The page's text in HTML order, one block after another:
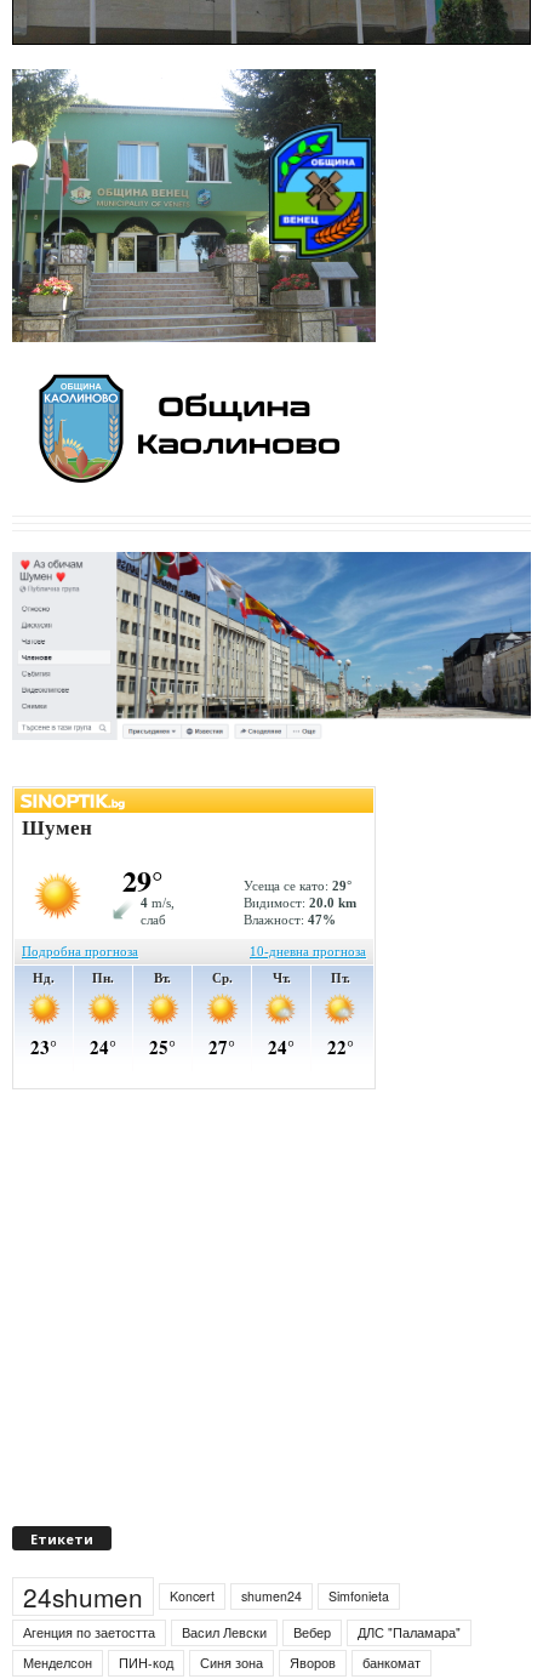
Етикети
24shumen Koncert shumen24
Simfonieta
Агенция по заетостта
Васил Левски Вебер
ДЛС "Паламара"
Менделсон
ПИН-код Синя зона Яворов
банкомат